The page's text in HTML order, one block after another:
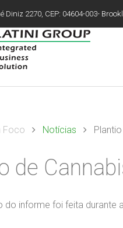
Diniz 2270, CEP: 04604-003-
Foco Notícias
de
do informe foi feita durante